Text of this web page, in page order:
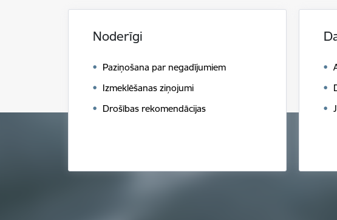
Noderīgi
Paziņošana par negadījumiem
Izmeklēšanas ziņojumi
Drošības rekomendācijas